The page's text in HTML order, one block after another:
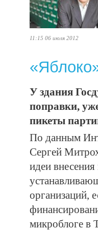
11:15 06 июля 2012
У здания
поправки,
пикеты
По данным
Сергей
идеи внесения
организаций,
микроблоге в